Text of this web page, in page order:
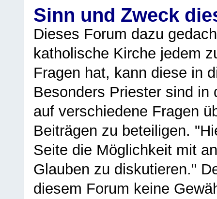
Sinn und Zweck
Dieses Forum dazu
katholische Kirche jedem
Fragen hat, kann diese in
Besonders Priester sind in
auf verschiedene Fragen
Beiträgen zu beteiligen.
Seite die Möglichkeit mit
Glauben zu diskutieren."
diesem Forum keine